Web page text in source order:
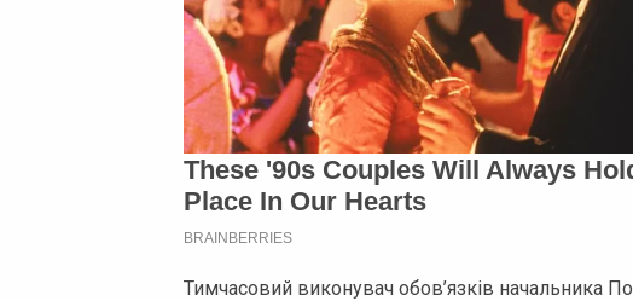
Тимчасовий виконувач обов’язків начальника